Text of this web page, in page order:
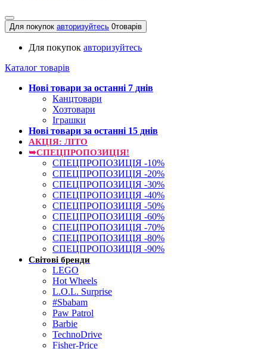
Для покупок авторизуйтесь 0товарів
Для покупок авторизуйтесь
Каталог товарів
Нові товари за останнi 7 днiв
Канцтовари
Хозтовари
Іграшки
Нові товари за останнi 15 днiв
АКЦІЯ: ЛІТО
➥СПЕЦПРОПОЗИЦІЯ!
СПЕЦПРОПОЗИЦІЯ -10%
СПЕЦПРОПОЗИЦІЯ -20%
СПЕЦПРОПОЗИЦІЯ -30%
СПЕЦПРОПОЗИЦІЯ -40%
СПЕЦПРОПОЗИЦІЯ -50%
СПЕЦПРОПОЗИЦІЯ -60%
СПЕЦПРОПОЗИЦІЯ -70%
СПЕЦПРОПОЗИЦІЯ -80%
СПЕЦПРОПОЗИЦІЯ -90%
Світові бренди
LEGO
Hot Wheels
L.O.L. Surprise
#Sbabam
Paw Patrol
Barbie
TechnoDrive
Fisher-Price